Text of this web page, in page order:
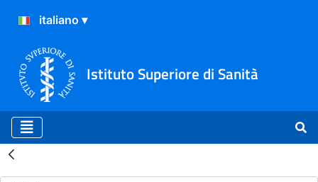
Istituto Superiore di Sanità
Risultati della Ricerca -